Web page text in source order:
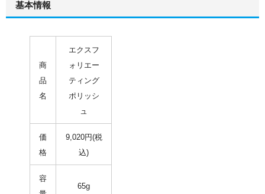
基本情報
商
品
名
エクスフ
ォリエー
ティング
ポリッシ
ュ
価
格
9,020円(税
込)
容
65g